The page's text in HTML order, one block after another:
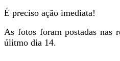
É preciso ação imediata!
As fotos foram postadas nas
úlitmo dia 14.